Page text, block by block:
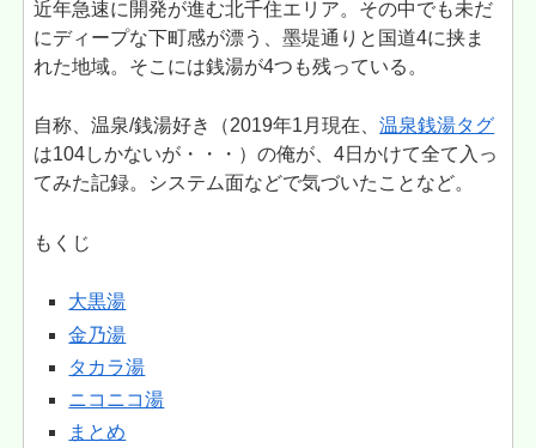
近年急速に開発が進む北千住エリア。その中でも未だ
にディープな下町感が漂う、墨堤通りと国道4に挟ま
れた地域。そこには銭湯が4つも残っている。
自称、温泉/銭湯好き（2019年1月現在、温泉銭湯タグ
は104しかないが・・・）の俺が、4日かけて全て入っ
てみた記録。システム面などで気づいたことなど。
もくじ
大黒湯
金乃湯
タカラ湯
ニコニコ湯
まとめ